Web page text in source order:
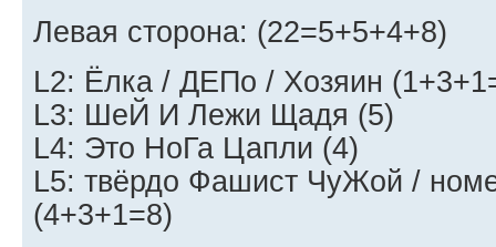
Левая сторона: (22=5+5+4+8)
L2: Ёлка / ДЕПо / Хозяин
L3: ШеЙ И Лежи Щадя (5)
L4: Это НоГа Цапли (4)
L5: твёрдо Фашист ЧуЖой /
(4+3+1=8)